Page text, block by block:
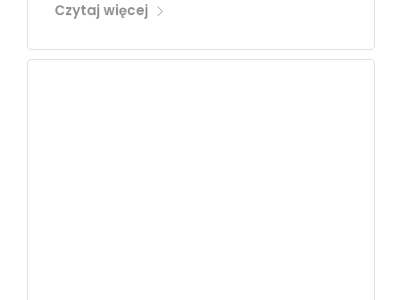
Czytaj więcej